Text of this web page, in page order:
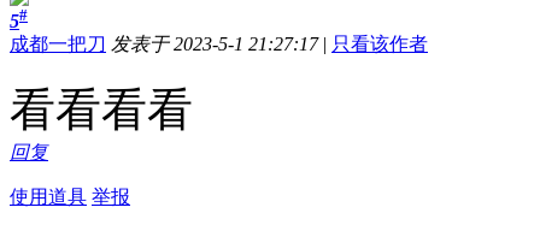
5#
成都一把刀 发表于 2023-5-1 21:27:17 | 只看该作者
看看看看
回复
使用道具 举报